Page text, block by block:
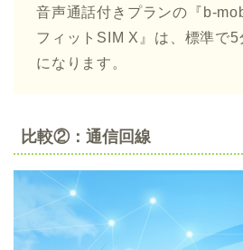
音声通話付きプランの『b-
フィットSIM X』は、標準で5
になります。
比較②：通信回線